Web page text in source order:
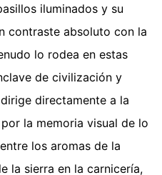
iluminados y su
contraste absoluto con la
lo rodea en estas
de civilización y
directamente a la
la memoria visual de lo
los aromas de la
la sierra en la carnicería,